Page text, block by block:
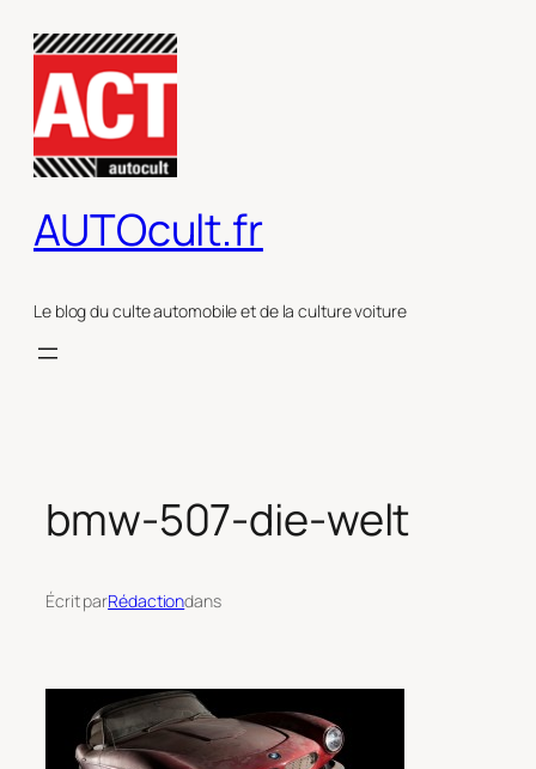
contenu
AUTOcult.fr
Le blog du culte automobile et de la culture voiture
bmw-507-die-welt
Écrit parRédactiondans